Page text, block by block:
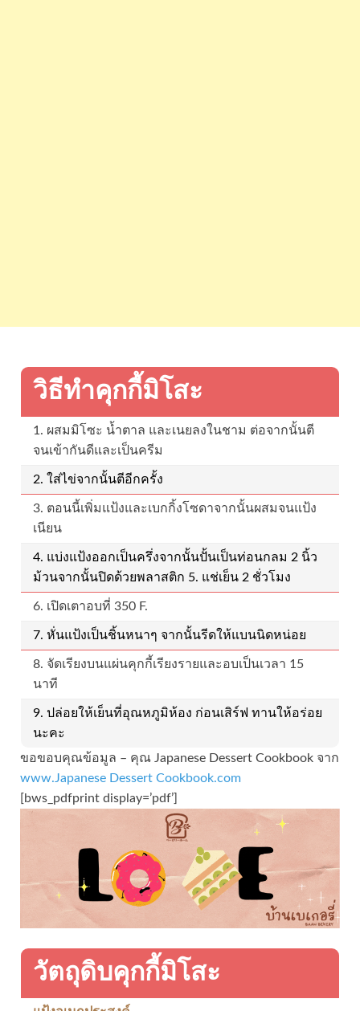
วิธีทำคุกกี้มิโสะ
1. ผสมมิโซะ น้ำตาล และเนยลงในชาม ต่อจากนั้นตี
จนเข้ากันดีและเป็นครีม
2. ใส่ไข่จากนั้นตีอีกครั้ง
3. ตอนนี้เพิ่มแป้งและเบกกิ้งโซดาจากนั้นผสมจนแป้ง
เนียน
4. แบ่งแป้งออกเป็นครึ่งจากนั้นปั้นเป็นท่อนกลม 2 นิ้ว
ม้วนจากนั้นปิดด้วยพลาสติก 5. แช่เย็น 2 ชั่วโมง
6. เปิดเตาอบที่ 350 F.
7. หั่นแป้งเป็นชิ้นหนาๆ จากนั้นรีดให้แบนนิดหน่อย
8. จัดเรียงบนแผ่นคุกกี้เรียงรายและอบเป็นเวลา 15
นาที
9. ปล่อยให้เย็นที่อุณหภูมิห้อง ก่อนเสิร์ฟ ทานให้อร่อย
นะคะ
ขอขอบคุณข้อมูล – คุณ Japanese Dessert Cookbook จาก
www.Japanese Dessert Cookbook.com
[bws_pdfprint display=’pdf’]
วัตถุดิบคุกกี้มิโสะ